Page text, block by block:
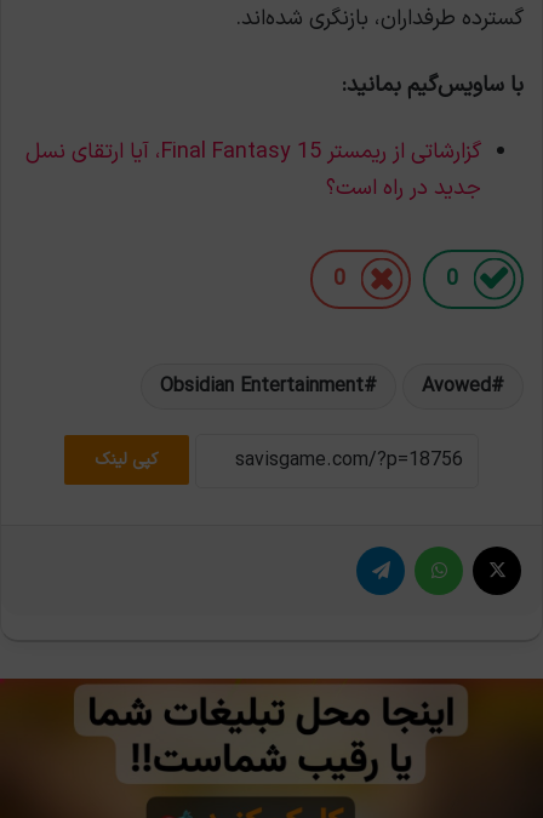
گسترده طرفداران، بازنگری شده‌اند.
با ساویس‌گیم بمانید:
گزارشاتی از ریمستر Final Fantasy 15، آیا ارتقای نسل
جدید در راه است؟
0
0
Avowed
Obsidian Entertainment
کپی لینک